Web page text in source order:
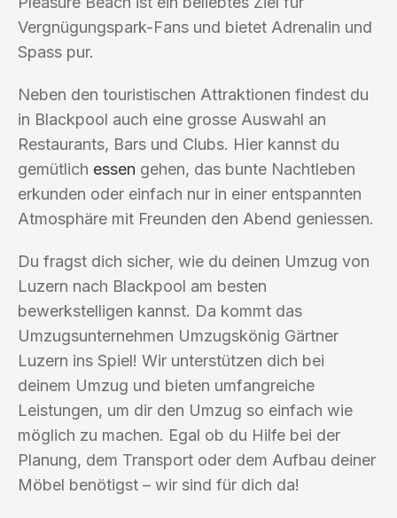
Vergnügungspark-Fans und bietet Adrenalin und
Spass pur.
Neben den touristischen Attraktionen findest du
in Blackpool auch eine grosse Auswahl an
Restaurants, Bars und Clubs. Hier kannst du
gemütlich essen gehen, das bunte Nachtleben
erkunden oder einfach nur in einer entspannten
Atmosphäre mit Freunden den Abend geniessen.
Du fragst dich sicher, wie du deinen Umzug von
Luzern nach Blackpool am besten
bewerkstelligen kannst. Da kommt das
Umzugsunternehmen Umzugskönig Gärtner
Luzern ins Spiel! Wir unterstützen dich bei
deinem Umzug und bieten umfangreiche
Leistungen, um dir den Umzug so einfach wie
möglich zu machen. Egal ob du Hilfe bei der
Planung, dem Transport oder dem Aufbau deiner
Möbel benötigst – wir sind für dich da!